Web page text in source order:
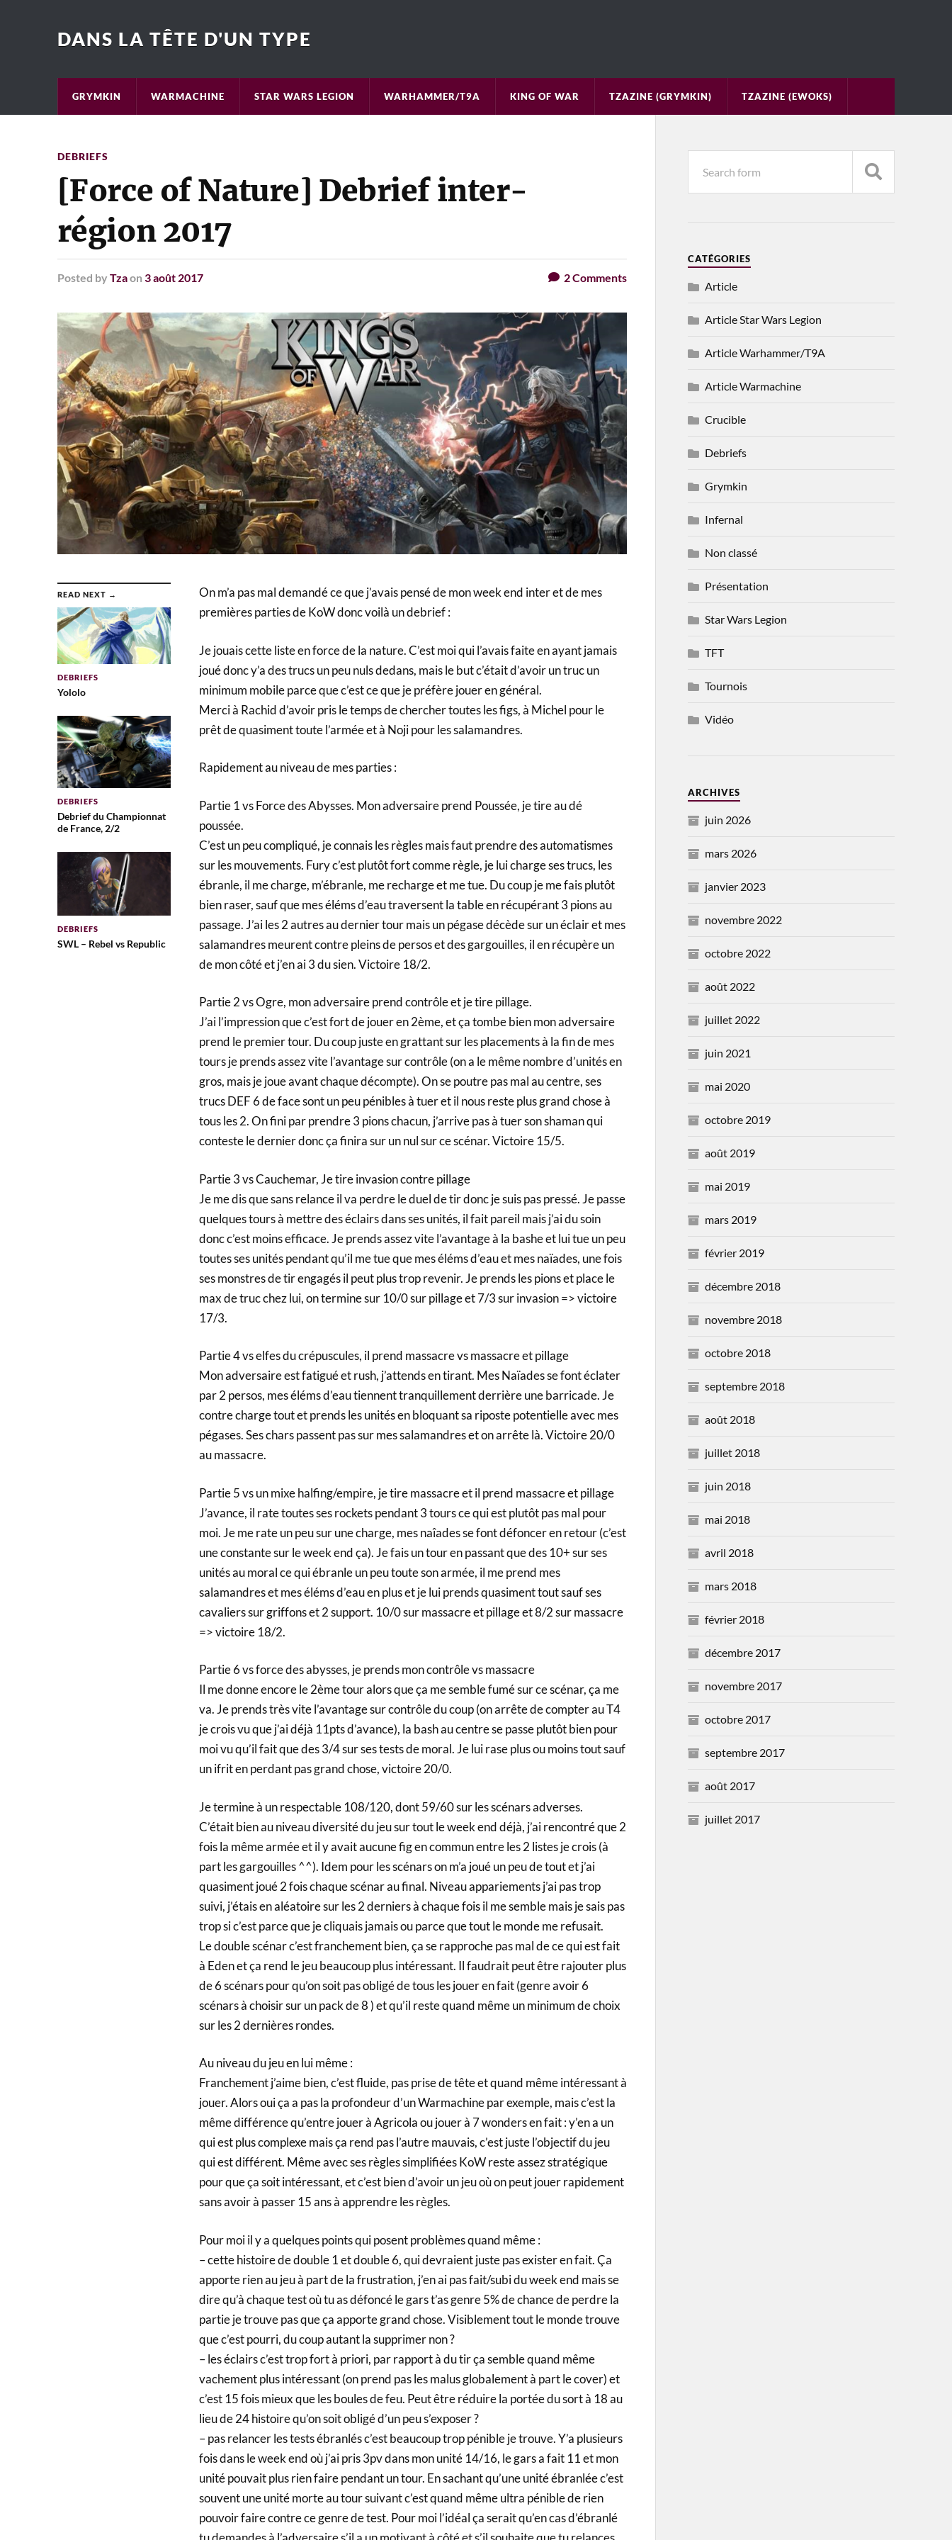
DANS LA TÊTE D'UN TYPE
GRYMKIN WARMACHINE STAR WARS LEGION WARHAMMER/T9A KING OF WAR TZAZINE (GRYMKIN) TZAZINE (EWOKS)
DEBRIEFS
[Force of Nature] Debrief inter-
région 2017
Posted by Tzaon 3 août 2017 2Comments
READ NEXT →
DEBRIEFS
Yololo
DEBRIEFS
Debrief du Championnat
de France, 2/2
DEBRIEFS
SWL – Rebel vs Republic
On m’a pas mal demandé ce que j’avais pensé de mon week end inter et de mes
premières parties de KoW donc voilà un debrief :
Je jouais cette liste en force de la nature. C’est moi qui l’avais faite en ayant jamais
joué donc y’a des trucs un peu nuls dedans, mais le but c’était d’avoir un truc un
minimum mobile parce que c’est ce que je préfère jouer en général.
Merci à Rachid d’avoir pris le temps de chercher toutes les figs, à Michel pour le
prêt de quasiment toute l’armée et à Noji pour les salamandres.
Rapidement au niveau de mes parties :
Partie 1 vs Force des Abysses. Mon adversaire prend Poussée, je tire au dé
poussée.
C’est un peu compliqué, je connais les règles mais faut prendre des automatismes
sur les mouvements. Fury c’est plutôt fort comme règle, je lui charge ses trucs, les
ébranle, il me charge, m’ébranle, me recharge et me tue. Du coup je me fais plutôt
bien raser, sauf que mes éléms d’eau traversent la table en récupérant 3 pions au
passage. J’ai les 2 autres au dernier tour mais un pégase décède sur un éclair et mes
salamandres meurent contre pleins de persos et des gargouilles, il en récupère un
de mon côté et j’en ai 3 du sien. Victoire 18/2.
Partie 2 vs Ogre, mon adversaire prend contrôle et je tire pillage.
J’ai l’impression que c’est fort de jouer en 2ème, et ça tombe bien mon adversaire
prend le premier tour. Du coup juste en grattant sur les placements à la fin de mes
tours je prends assez vite l’avantage sur contrôle (on a le même nombre d’unités en
gros, mais je joue avant chaque décompte). On se poutre pas mal au centre, ses
trucs DEF 6 de face sont un peu pénibles à tuer et il nous reste plus grand chose à
tous les 2. On fini par prendre 3 pions chacun, j’arrive pas à tuer son shaman qui
conteste le dernier donc ça finira sur un nul sur ce scénar. Victoire 15/5.
Partie 3 vs Cauchemar, Je tire invasion contre pillage
Je me dis que sans relance il va perdre le duel de tir donc je suis pas pressé. Je passe
quelques tours à mettre des éclairs dans ses unités, il fait pareil mais j’ai du soin
donc c’est moins efficace. Je prends assez vite l’avantage à la bashe et lui tue un peu
toutes ses unités pendant qu’il me tue que mes éléms d’eau et mes naïades, une fois
ses monstres de tir engagés il peut plus trop revenir. Je prends les pions et place le
max de truc chez lui, on termine sur 10/0 sur pillage et 7/3 sur invasion => victoire
17/3.
Partie 4 vs elfes du crépuscules, il prend massacre vs massacre et pillage
Mon adversaire est fatigué et rush, j’attends en tirant. Mes Naïades se font éclater
par 2 persos, mes éléms d’eau tiennent tranquillement derrière une barricade. Je
contre charge tout et prends les unités en bloquant sa riposte potentielle avec mes
pégases. Ses chars passent pas sur mes salamandres et on arrête là. Victoire 20/0
au massacre.
Partie 5 vs un mixe halfing/empire, je tire massacre et il prend massacre et pillage
J’avance, il rate toutes ses rockets pendant 3 tours ce qui est plutôt pas mal pour
moi. Je me rate un peu sur une charge, mes naîades se font défoncer en retour (c’est
une constante sur le week end ça). Je fais un tour en passant que des 10+ sur ses
unités au moral ce qui ébranle un peu toute son armée, il me prend mes
salamandres et mes éléms d’eau en plus et je lui prends quasiment tout sauf ses
cavaliers sur griffons et 2 support. 10/0 sur massacre et pillage et 8/2 sur massacre
=> victoire 18/2.
Partie 6 vs force des abysses, je prends mon contrôle vs massacre
Il me donne encore le 2ème tour alors que ça me semble fumé sur ce scénar, ça me
va. Je prends très vite l’avantage sur contrôle du coup (on arrête de compter au T4
je crois vu que j’ai déjà 11pts d’avance), la bash au centre se passe plutôt bien pour
moi vu qu’il fait que des 3/4 sur ses tests de moral. Je lui rase plus ou moins tout sauf
un ifrit en perdant pas grand chose, victoire 20/0.
Je termine à un respectable 108/120, dont 59/60 sur les scénars adverses.
C’était bien au niveau diversité du jeu sur tout le week end déjà, j’ai rencontré que 2
fois la même armée et il y avait aucune fig en commun entre les 2 listes je crois (à
part les gargouilles ^^). Idem pour les scénars on m’a joué un peu de tout et j’ai
quasiment joué 2 fois chaque scénar au final. Niveau appariements j’ai pas trop
suivi, j’étais en aléatoire sur les 2 derniers à chaque fois il me semble mais je sais pas
trop si c’est parce que je cliquais jamais ou parce que tout le monde me refusait.
Le double scénar c’est franchement bien, ça se rapproche pas mal de ce qui est fait
à Eden et ça rend le jeu beaucoup plus intéressant. Il faudrait peut être rajouter plus
de 6 scénars pour qu’on soit pas obligé de tous les jouer en fait (genre avoir 6
scénars à choisir sur un pack de 8 ) et qu’il reste quand même un minimum de choix
sur les 2 dernières rondes.
Au niveau du jeu en lui même :
Franchement j’aime bien, c’est fluide, pas prise de tête et quand même intéressant à
jouer. Alors oui ça a pas la profondeur d’un Warmachine par exemple, mais c’est la
même différence qu’entre jouer à Agricola ou jouer à 7 wonders en fait : y’en a un
qui est plus complexe mais ça rend pas l’autre mauvais, c’est juste l’objectif du jeu
qui est différent. Même avec ses règles simplifiées KoW reste assez stratégique
pour que ça soit intéressant, et c’est bien d’avoir un jeu où on peut jouer rapidement
sans avoir à passer 15 ans à apprendre les règles.
Pour moi il y a quelques points qui posent problèmes quand même :
– cette histoire de double 1 et double 6, qui devraient juste pas exister en fait. Ça
apporte rien au jeu à part de la frustration, j’en ai pas fait/subi du week end mais se
dire qu’à chaque test où tu as défoncé le gars t’as genre 5% de chance de perdre la
partie je trouve pas que ça apporte grand chose. Visiblement tout le monde trouve
que c’est pourri, du coup autant la supprimer non ?
– les éclairs c’est trop fort à priori, par rapport à du tir ça semble quand même
vachement plus intéressant (on prend pas les malus globalement à part le cover) et
c’est 15 fois mieux que les boules de feu. Peut être réduire la portée du sort à 18 au
lieu de 24 histoire qu’on soit obligé d’un peu s’exposer ?
– pas relancer les tests ébranlés c’est beaucoup trop pénible je trouve. Y’a plusieurs
fois dans le week end où j’ai pris 3pv dans mon unité 14/16, le gars a fait 11 et mon
unité pouvait plus rien faire pendant un tour. En sachant qu’une unité ébranlée c’est
souvent une unité morte au tour suivant c’est quand même ultra pénible de rien
pouvoir faire contre ce genre de test. Pour moi l’idéal ça serait qu’en cas d’ébranlé
CATÉGORIES
Article
Article Star Wars Legion
Article Warhammer/T9A
Article Warmachine
Crucible
Debriefs
Grymkin
Infernal
Non classé
Présentation
Star Wars Legion
TFT
Tournois
Vidéo
ARCHIVES
juin 2026
mars 2026
janvier 2023
novembre 2022
octobre 2022
août 2022
juillet 2022
juin 2021
mai 2020
octobre 2019
août 2019
mai 2019
mars 2019
février 2019
décembre 2018
novembre 2018
octobre 2018
septembre 2018
août 2018
juillet 2018
juin 2018
mai 2018
avril 2018
mars 2018
février 2018
décembre 2017
novembre 2017
octobre 2017
septembre 2017
août 2017
juillet 2017